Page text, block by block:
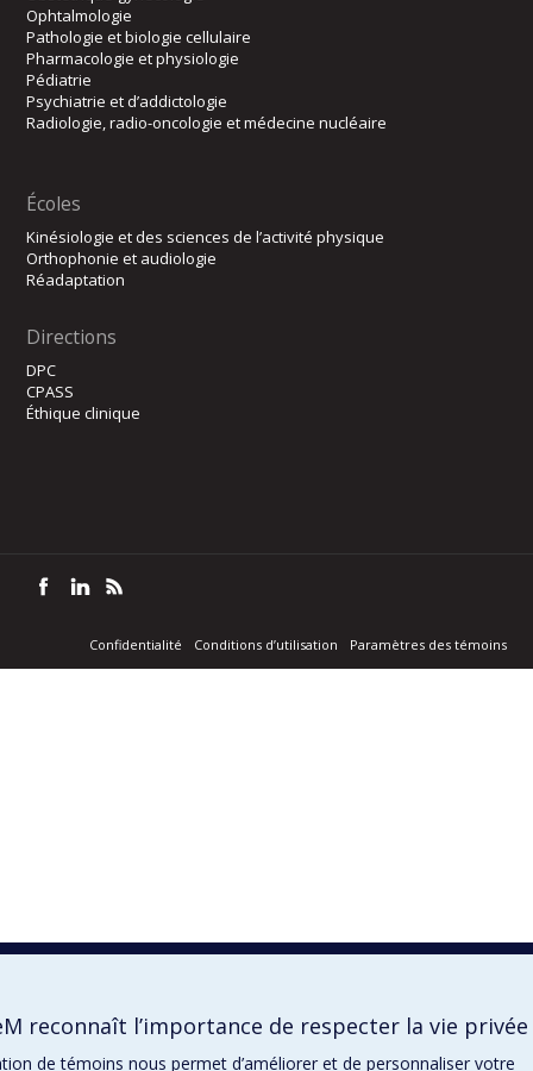
Ophtalmologie
Pathologie et biologie cellulaire
Pharmacologie et physiologie
Pédiatrie
Psychiatrie et d’addictologie
Radiologie, radio-oncologie et médecine nucléaire
Écoles
Kinésiologie et des sciences de l’activité physique
Orthophonie et audiologie
Réadaptation
Directions
DPC
CPASS
Éthique clinique
Confidentialité Conditions d’utilisation Paramètres des témoins
reconnaît l’importance de respecter la vie privée
de témoins nous permet d’améliorer et de personnaliser votre